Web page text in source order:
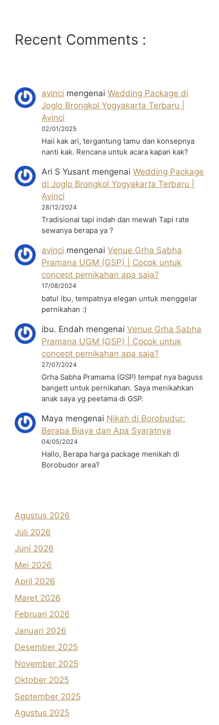
Recent Comments :
avinci mengenaiWedding Package di
Joglo Brongkol Yogyakarta Terbaru |
Avinci
02/01/2025
Haii kak ari, tergantung tamu dan konsepnya
nanti kak. Rencana untuk acara kapan kak?
Ari S Yusant mengenaiWedding Package
di Joglo Brongkol Yogyakarta Terbaru |
Avinci
28/12/2024
Tradisional tapi indah dan mewah Tapi rate
sewanya berapa ya ?
avinci mengenaiVenue Grha Sabha
Pramana UGM (GSP) | Cocok untuk
concept pernikahan apa saja?
17/08/2024
batul ibu, tempatnya elegan untuk menggelar
pernikahan :)
ibu. Endah mengenaiVenue Grha Sabha
Pramana UGM (GSP) | Cocok untuk
concept pernikahan apa saja?
27/07/2024
Grha Sabha Pramama (GSP) tempat nya baguss
bangett untuk pernikahan. Saya menikahkan
anak saya yg peetama di GSP.
Maya mengenai Nikah di Borobudur:
Berapa Biaya dan Apa Syaratnya
04/05/2024
Hallo, Berapa harga package menikah di
Borobudor area?
Agustus 2026
Juli 2026
Juni 2026
Mei 2026
April 2026
Maret 2026
Februari 2026
Januari 2026
Desember 2025
November 2025
Oktober 2025
September 2025
Agustus 2025